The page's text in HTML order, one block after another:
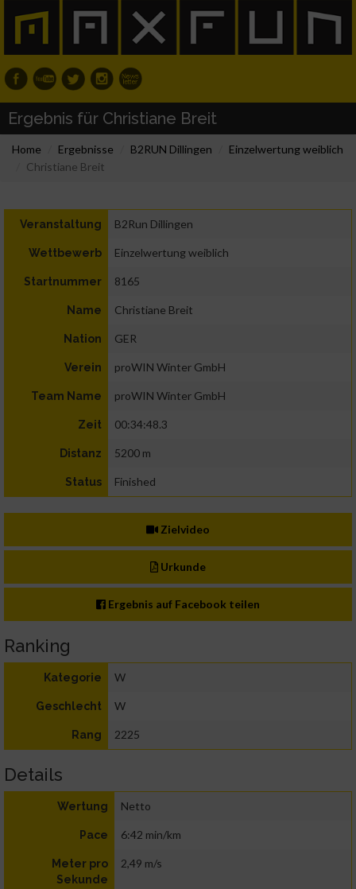
Ergebnis für Christiane Breit
Home Ergebnisse B2RUN Dillingen
Einzelwertung weiblich
Christiane Breit
Veranstaltung B2Run Dillingen
Wettbewerb Einzelwertung weiblich
Startnummer 8165
Name Christiane Breit
Nation GER
Verein proWIN Winter GmbH
Team Name proWIN Winter GmbH
Zeit 00:34:48.3
Distanz 5200 m
Status Finished
Zielvideo
Urkunde
Ergebnis auf Facebook teilen
Ranking
Kategorie W
Geschlecht W
Rang 2225
Details
Wertung Netto
Pace 6:42 min/km
Meter pro
Sekunde
2,49 m/s